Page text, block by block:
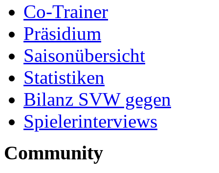
Co-Trainer
Präsidium
Saisonübersicht
Statistiken
Bilanz SVW gegen
Spielerinterviews
Community